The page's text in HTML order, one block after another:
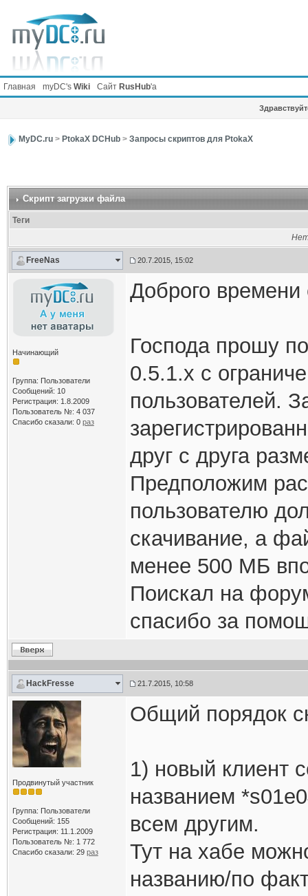
Главная myDC's Wiki Сайт RusHub'а
MyDC.ru> PtokaX DCHub> Запросы скриптов для PtokaX
Скрипт загрузки файла
Теги
FreeNas 20.7.2015, 15:02
Начинающий
Группа: Пользователи
Сообщений: 10
Регистрация: 1.8.2009
Пользователь №: 4 037
Спасибо сказали: 0 раз
Доброго времени
Господа прошу
0.5.1.x с
пользователей.
друг с друга
Предположим
пользователю
скачивание, а
менее 500 МБ
Поискал на
спасибо за
HackFresse 21.7.2015, 10:58
Продвинутый участник
Группа: Пользователи
Сообщений: 155
Регистрация: 11.1.2009
Пользователь №: 1 772
Спасибо сказали: 29 раз
Общий порядок
1) новый клиент
названием
всем другим.
Тут на хабе
названию/по